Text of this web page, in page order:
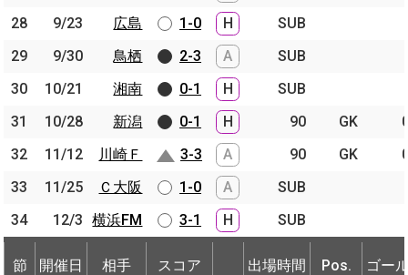
28
9/23 広島 1-0 H
SUB
29
9/30 鳥栖 2-3 A
SUB
30
10/21 湘南 0-1 H
SUB
31
10/28 新潟 0-1 H 90 GK
32
11/12 川崎Ｆ 3-3 A 90 GK
33
11/25 Ｃ大阪 1-0 A
SUB
34
12/3 横浜FM 3-1 H SUB
節 開催日 相手 スコア 出場時間 Pos. ゴー
28
9/23
広島
29
9/30
鳥栖
30
10/21
湘南
31
10/28
新潟
32
11/12
川崎Ｆ
33
11/25
Ｃ大阪
34
12/3 横浜FM
節 開催日 相手